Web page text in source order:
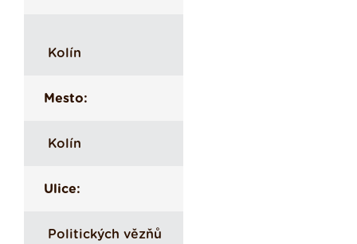
Kolín
Mesto:
Kolín
Ulice:
Politických vězňů